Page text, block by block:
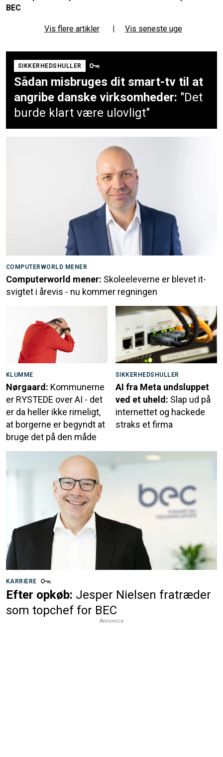
BEC
Vis flere artikler | Vis seneste uge
SIKKERHEDSHULLER
Sådan misbruges dit smart-tv til at
angribe danske virksomheder: "Det
burde klart være ulovligt"
COMPUTERWORLD MENER
Computerworld mener: Skoleeleverne er blevet it-
svigtet i årevis - nu kommer regningen
KLUMME
Nørgaard: Kommunerne
er RYSTEDE over AI - det
er da heller ikke rimeligt,
at borgerne er begyndt at
bruge det på den måde
SIKKERHEDSHULLER
AI fra Meta undsluppet
ved et uheld: Slap ud på
internettet og hackede
straks et firma
KARRIERE
Efter opkøb: Jesper Nielsen fratræder
som topchef for BEC
Annonce